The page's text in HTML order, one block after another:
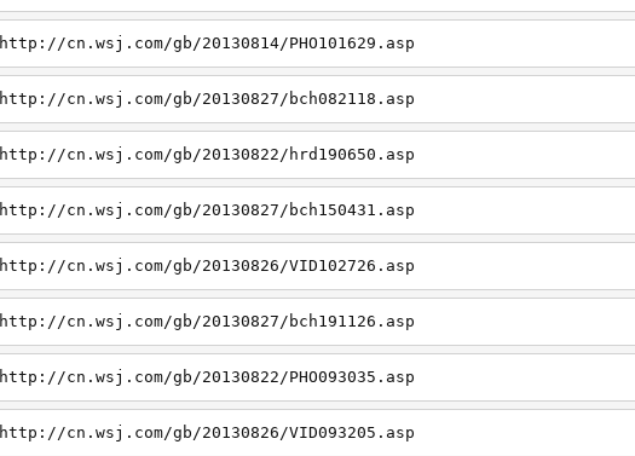
http://cn.wsj.com/gb/20130814/PHO101629.asp
http://cn.wsj.com/gb/20130827/bch082118.asp
http://cn.wsj.com/gb/20130822/hrd190650.asp
http://cn.wsj.com/gb/20130827/bch150431.asp
http://cn.wsj.com/gb/20130826/VID102726.asp
http://cn.wsj.com/gb/20130827/bch191126.asp
http://cn.wsj.com/gb/20130822/PHO093035.asp
http://cn.wsj.com/gb/20130826/VID093205.asp